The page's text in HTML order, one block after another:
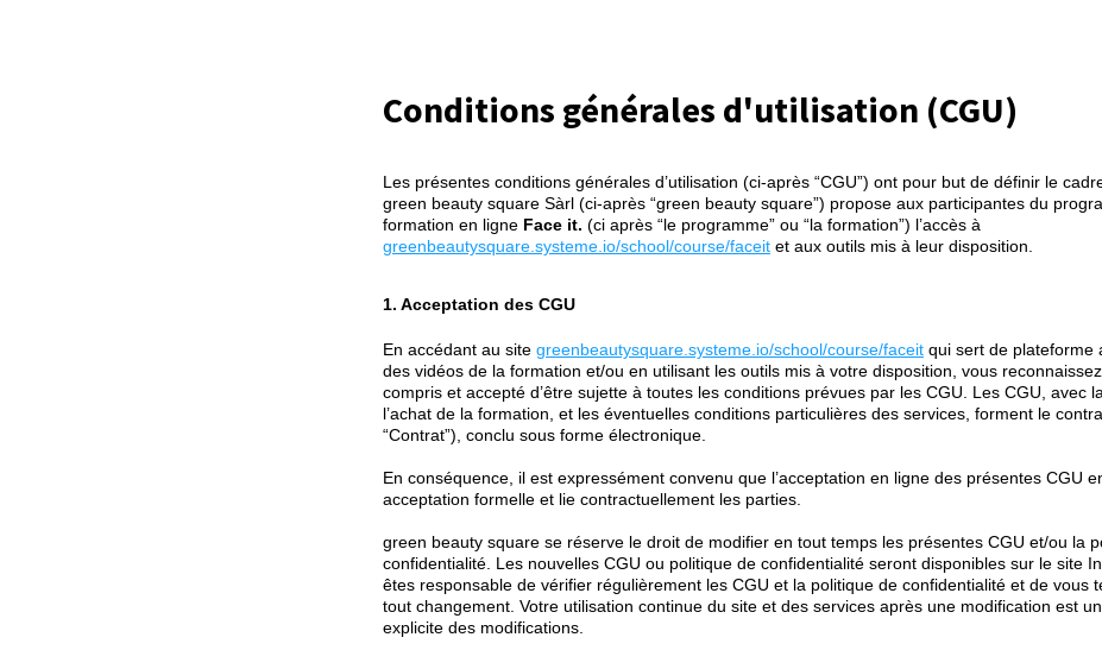
Conditions générales d'utilisation (CGU)
Les présentes conditions générales d’utilisation (ci-après “CGU”) ont pour but de définir le
green beauty square Sàrl (ci-après “green beauty square”) propose aux participantes du
formation en ligne Face it. (ci après “le programme” ou “la formation”) l’accès à
greenbeautysquare.systeme.io/school/course/faceit et aux outils mis à leur disposition.
1. Acceptation des CGU
En accédant au site greenbeautysquare.systeme.io/school/course/faceit qui sert de plateforme
des vidéos de la formation et/ou en utilisant les outils mis à votre disposition, vous reconnaissez
compris et accepté d’être sujette à toutes les conditions prévues par les CGU. Les CGU, avec
l’achat de la formation, et les éventuelles conditions particulières des services, forment le
“Contrat”), conclu sous forme électronique.
En conséquence, il est expressément convenu que l’acceptation en ligne des présentes CGU
acceptation formelle et lie contractuellement les parties.
green beauty square se réserve le droit de modifier en tout temps les présentes CGU et/ou la
confidentialité. Les nouvelles CGU ou politique de confidentialité seront disponibles sur le site
êtes responsable de vérifier régulièrement les CGU et la politique de confidentialité et de vous
tout changement. Votre utilisation continue du site et des services après une modification est
explicite des modifications.